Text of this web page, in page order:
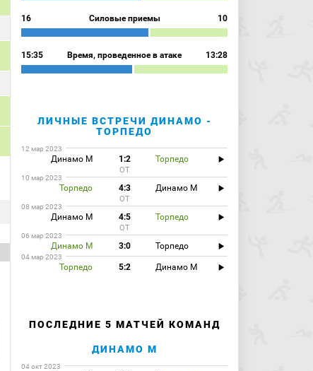
16 Силовые приемы 10
15:35 Время, проведенное в атаке 13:28
ЛИЧНЫЕ ВСТРЕЧИ ДИНАМО -
ТОРПЕДО
12 мар 2023
Динамо М 1:2 Торпедо
ОТ
10 мар 2023
Торпедо 4:3 Динамо М
ОТ
08 мар 2023
Динамо М 4:5 Торпедо
ОТ
06 мар 2023
Динамо М 3:0 Торпедо
04 мар 2023
Торпедо 5:2 Динамо М
ПОСЛЕДНИЕ 5 МАТЧЕЙ КОМАНД
ДИНАМО М
04 окт 2023